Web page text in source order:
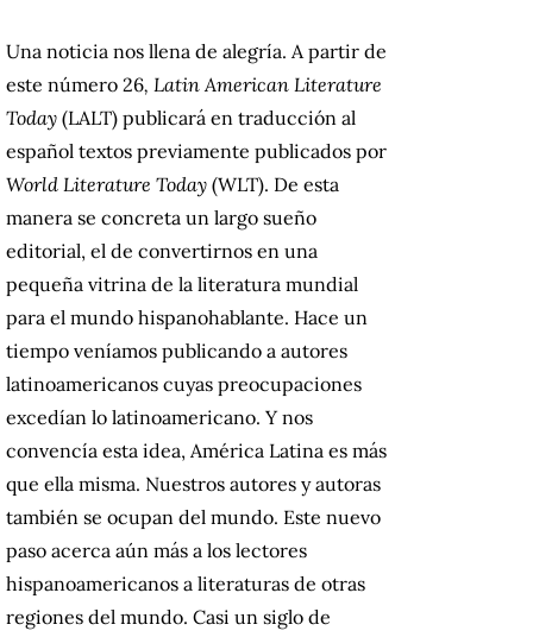
Una noticia nos llena de alegría. A partir de
este número 26, Latin American Literature
Today (LALT) publicará en traducción al
español textos previamente publicados por
World Literature Today (WLT). De esta
manera se concreta un largo sueño
editorial, el de convertirnos en una
pequeña vitrina de la literatura mundial
para el mundo hispanohablante. Hace un
tiempo veníamos publicando a autores
latinoamericanos cuyas preocupaciones
excedían lo latinoamericano. Y nos
convencía esta idea, América Latina es más
que ella misma. Nuestros autores y autoras
también se ocupan del mundo. Este nuevo
paso acerca aún más a los lectores
hispanoamericanos a literaturas de otras
regiones del mundo. Casi un siglo de